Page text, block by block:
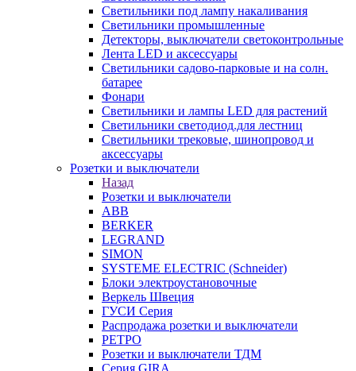
Светильники под лампу накаливания
Светильники промышленные
Детекторы, выключатели светоконтрольные
Лента LED и аксессуары
Светильники садово-парковые и на солн.
батарее
Фонари
Светильники и лампы LED для растений
Светильники светодиод.для лестниц
Светильники трековые, шинопровод и
аксессуары
Розетки и выключатели
Назад
Розетки и выключатели
ABB
BERKER
LEGRAND
SIMON
SYSTEME ELECTRIC (Schneider)
Блоки электроустановочные
Веркель Швеция
ГУСИ Серия
Распродажа розетки и выключатели
РЕТРО
Розетки и выключатели ТДМ